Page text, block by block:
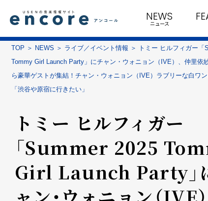
NEWS
ニュース
TOP NEWS ライブ／イベント情報
トミー ヒルフィガー「
Tommy Girl Launch Party」にチャン・ウォニョン（IVE）、仲里依
ら豪華ゲストが集結！チャン・ウォニョン（IVE）ラブリーな白ワ
「渋谷や原宿に行きたい」
トミー ヒルフィガー
「Summer 2025
Girl Launch Party」